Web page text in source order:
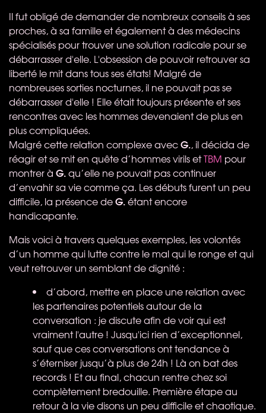
Il fut obligé de demander de nombreux conseils à ses
proches, à sa famille et également à des médecins
spécialisés pour trouver une solution radicale pour se
débarrasser d'elle. L'obsession de pouvoir retrouver sa
liberté le mit dans tous ses états! Malgré de
nombreuses sorties nocturnes, il ne pouvait pas se
débarrasser d'elle ! Elle était toujours présente et ses
rencontres avec les hommes devenaient de plus en
plus compliquées.
Malgré cette relation complexe avecG., il décida de
réagir et se mit en quête d’hommes virils etTBM pour
montrer à G.qu’elle ne pouvait pas continuer
d’envahir sa vie comme ça. Les débuts furent un peu
difficile, la présence deG.étant encore
handicapante.
Mais voici à travers quelques exemples, les volontés
d’un homme qui lutte contre le mal qui le ronge et qui
veut retrouver un semblant de dignité :
d’abord, mettre en place une relation avec
les partenaires potentiels autour de la
conversation : je discute afin de voir qui est
vraiment l'autre ! Jusqu'ici rien d’exceptionnel,
sauf que ces conversations ont tendance à
s’éterniser jusqu’à plus de 24h ! Là on bat des
records ! Et au final, chacun rentre chez soi
complètement bredouille. Première étape au
retour à la vie disons un peu difficile et chaotique.